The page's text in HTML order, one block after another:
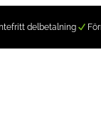
delbetalning